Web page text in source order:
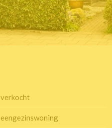
verkocht
eengezinswoning